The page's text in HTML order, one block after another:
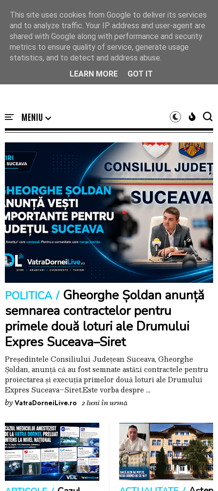
POLITICA
Gheorghe Șoldan anunță
semnarea contractelor pentru
primele două loturi ale Drumului
Expres Suceava–Siret
Președintele Consiliului Județean Suceava, Gheorghe
Șoldan, anunță că au fost semnate astăzi contractele pentru
proiectarea și execuția primelor două loturi ale Drumului
Expres Suceava–Siret.Este vorba despre
by VatraDorneiLive.ro 2 luni în urmă
This site uses cookies from Google to deliver its services
and to analyze traffic. Your IP address and user-agent are
shared with Google along with performance and security
metrics to ensure quality of service, generate usage
statistics, and to detect and address abuse.
LEARN MORE
GOT IT